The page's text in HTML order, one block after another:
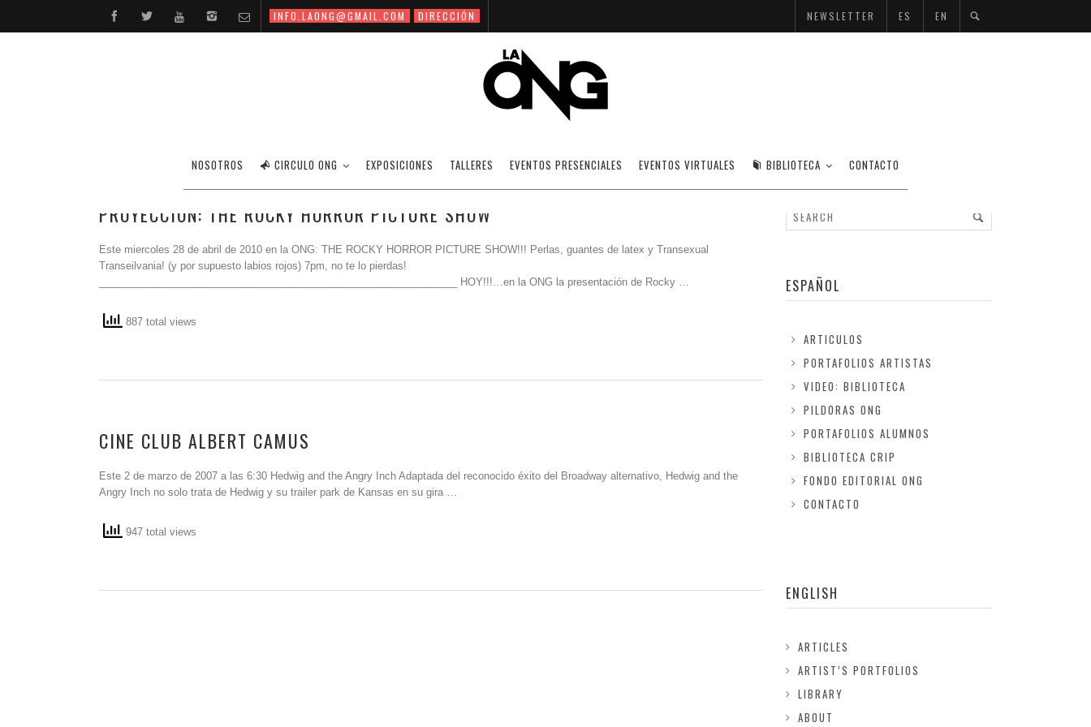
INFO.LAONG@GMAIL.COM DIRECCIÓN NEWSLETTER ES EN
NOSOTROS CIRCULO ONG EXPOSICIONES TALLERES EVENTOS PRESENCIALES EVENTOS VIRTUALES BIBLIOTECA CONTACTO
THE ROCKY HORROR PICTURE SHOW
PROYECCION: THE ROCKY HORROR PICTURE SHOW
Este miercoles 28 de abril de 2010 en la ONG: THE ROCKY HORROR PICTURE SHOW!!! Perlas, guantes de latex y Transexual
Transeilvania! (y por supuesto labios rojos) 7pm, no te lo pierdas!
_______________________________________________________________ HOY!!!…en la ONG la presentación de Rocky …
887 total views
CINE CLUB ALBERT CAMUS
Este 2 de marzo de 2007 a las 6:30 Hedwig and the Angry Inch Adaptada del reconocido éxito del Broadway alternativo, Hedwig and the
Angry Inch no solo trata de Hedwig y su trailer park de Kansas en su gira …
947 total views
ESPAÑOL
ARTICULOS
PORTAFOLIOS ARTISTAS
VIDEO: BIBLIOTECA
PILDORAS ONG
PORTAFOLIOS ALUMNOS
BIBLIOTECA CRIP
FONDO EDITORIAL ONG
CONTACTO
ENGLISH
ARTICLES
ARTIST’S PORTFOLIOS
LIBRARY
ABOUT